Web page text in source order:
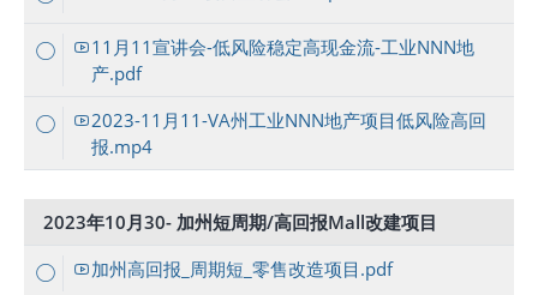
11月11宣讲会-低风险稳定高现金流-工业NNN地
产.pdf
2023-11月11-VA州工业NNN地产项目低风险高回
报.mp4
2023年10月30- 加州短周期/高回报Mall改建项目
加州高回报_周期短_零售改造项目.pdf